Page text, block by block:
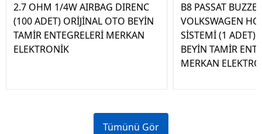
2.7 OHM 1/4W AIRBAG DIRENC
(100 ADET) ORİJİNAL OTO BEYİN
TAMİR ENTEGRELERİ MERKAN
ELEKTRONİK
B8 PASSAT
VOLKSWAGEN
SİSTEMİ (1 ADET)
BEYİN TAMİR
MERKAN
Tümünü Gör